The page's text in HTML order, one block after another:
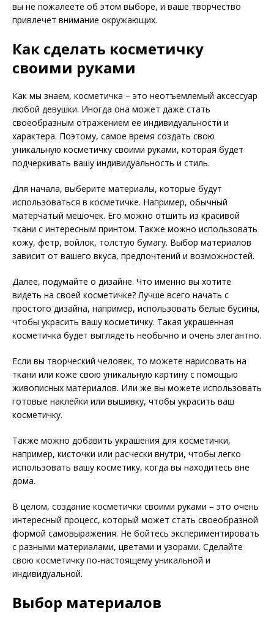
вы не пожалеете об этом выборе, и ваше творчество
привлечет внимание окружающих.
Как сделать косметичку
своими руками
Как мы знаем, косметичка – это неотъемлемый аксессуар
любой девушки. Иногда она может даже стать
своеобразным отражением ее индивидуальности и
характера. Поэтому, самое время создать свою
уникальную косметичку своими руками, которая будет
подчеркивать вашу индивидуальность и стиль.
Для начала, выберите материалы, которые будут
использоваться в косметичке. Например, обычный
матерчатый мешочек. Его можно отшить из красивой
ткани с интересным принтом. Также можно использовать
кожу, фетр, войлок, толстую бумагу. Выбор материалов
зависит от вашего вкуса, предпочтений и возможностей.
Далее, подумайте о дизайне. Что именно вы хотите
видеть на своей косметичке? Лучше всего начать с
простого дизайна, например, использовать белые бусины,
чтобы украсить вашу косметичку. Такая украшенная
косметичка будет выглядеть необычно и очень элегантно.
Если вы творческий человек, то можете нарисовать на
ткани или коже свою уникальную картину с помощью
живописных материалов. Или же вы можете использовать
готовые наклейки или вышивку, чтобы украсить ваш
косметичку.
Также можно добавить украшения для косметички,
например, кисточки или расчески внутри, чтобы легко
использовать вашу косметику, когда вы находитесь вне
дома.
В целом, создание косметички своими руками – это очень
интересный процесс, который может стать своеобразной
формой самовыражения. Не бойтесь экспериментировать
с разными материалами, цветами и узорами. Сделайте
свою косметичку по-настоящему уникальной и
индивидуальной.
Выбор материалов